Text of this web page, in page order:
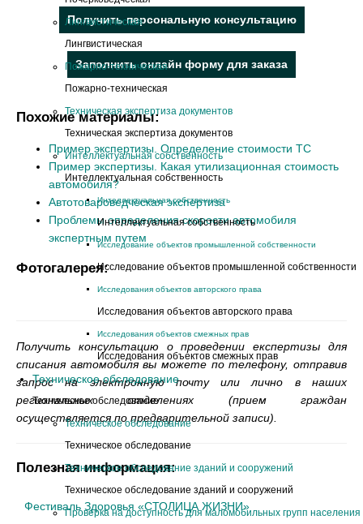
Лингвистическая
Лингвистическая
Пожарно-техническая
Пожарно-техническая
Техническая экспертиза документов
Техническая экспертиза документов
Интеллектуальная собственность
Интеллектуальная собственность
Интеллектуальная собственность
Интеллектуальная собственность
Исследование объектов промышленной собственности
Исследование объектов промышленной собственности
Исследования объектов авторского права
Исследования объектов авторского права
Исследования объектов смежных прав
Исследования объектов смежных прав
Техническое обследование
Техническое обследование
Техническое обследование
Техническое обследование
Техническое обследование зданий и сооружений
Техническое обследование зданий и сооружений
Проверка на доступность для маломобильных групп населения
Получить персональную консультацию
Заполнить онлайн форму для заказа
Похожие материалы:
Пример экспертизы. Определение стоимости ТС
Пример экспертизы. Какая утилизационная стоимость
автомобиля?
Автотовароведческая экспертиза
Проблемы определения скорости автомобиля
экспертным путем
Фотогалерея:
Получить консультацию о проведении експертизы для
списания автомобиля вы можете по телефону, отправив
запрос на электронную почту или лично в наших
региональных отделениях (прием граждан
осуществляется по предварительной записи).
Полезная информация:
Фестиваль Здоровья «СТОЛИЦА ЖИЗНИ»